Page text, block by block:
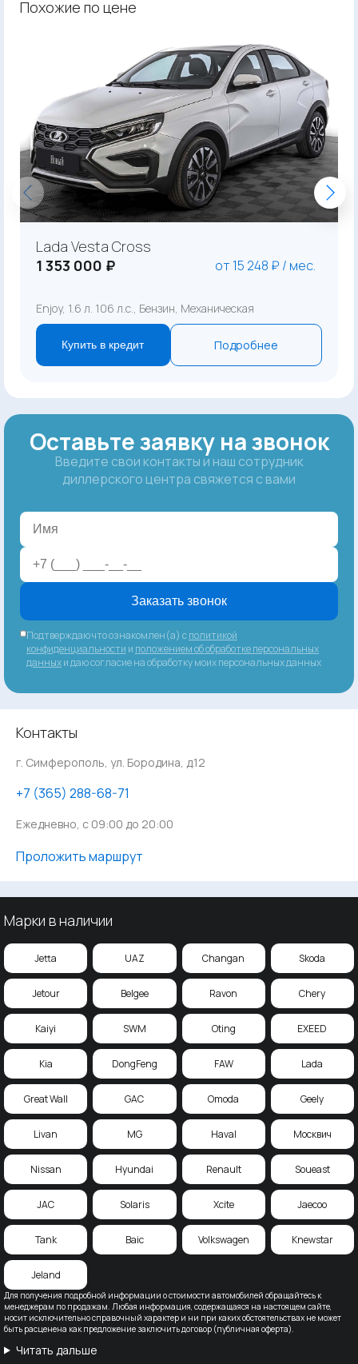
Похожие по цене
Lada Vesta Cross
1 353 000 ₽
от 15 248 ₽ / мес.
Enjoy, 1.6 л. 106 л.с., Бензин, Механическая
Купить в кредит Подробнее
Оставьте заявку на звонок
Введите свои контакты и наш сотрудник
диллерского центра свяжется с вами
Заказать звонок
Подтверждаю что ознакомлен(а) сполитикой
конфиденциальности и положением об обработке персональных
данныхи даю согласие на обработку моих персональных данных
Контакты
г. Симферополь, ул. Бородина, д.12
‪+7 (365) 288-68-71
Ежедневно, с 09:00 до 20:00
Проложить маршрут
Для получения подробной информации о стоимости автомобилей обращайтесь к
менеджерам по продажам. Любая информация, содержащаяся на настоящем сайте,
носит исключительно справочный характер и ни при каких обстоятельствах не может
быть расценена как предложение заключить договор (публичная оферта).
Читать дальше
Марки в наличии
Jetta UAZ Changan Skoda
Jetour Belgee Ravon Chery
Kaiyi SWM Oting EXEED
Kia DongFeng FAW Lada
Great Wall GAC Omoda Geely
Livan MG Haval Москвич
Nissan Hyundai Renault Soueast
JAC Solaris Xcite Jaecoo
Tank Baic Volkswagen Knewstar
Jeland